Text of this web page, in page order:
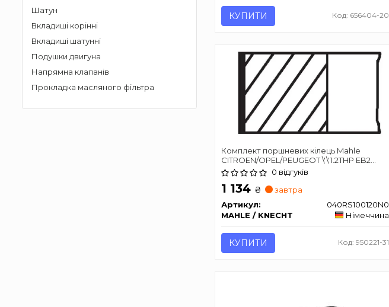
Шатун
Вкладиші корінні
Вкладиші шатунні
Подушки двигуна
Напрямна клапанів
Прокладка масляного фільтра
КУПИТИ Код: 656404-20
Комплект поршневих кілець Mahle
CITROEN/OPEL/PEUGEOT \'\'1.2THP EB2
\'\'13>>
0 відгуків
1 134 ₴
завтра
Артикул:
040RS100120N0
MAHLE / KNECHT
Німеччина
КУПИТИ Код: 950221-31